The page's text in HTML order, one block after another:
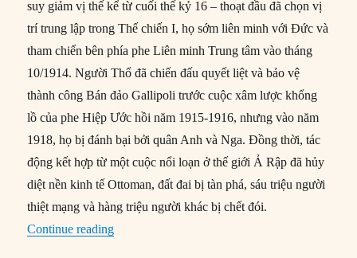
suy giảm vị thế kể từ cuối thế kỷ 16 – thoạt đầu đã chọn vị
trí trung lập trong Thế chiến I, họ sớm liên minh với Đức và
tham chiến bên phía phe Liên minh Trung tâm vào tháng
10/1914. Người Thổ đã chiến đấu quyết liệt và bảo vệ
thành công Bán đảo Gallipoli trước cuộc xâm lược khổng
lồ của phe Hiệp Ước hồi năm 1915-1916, nhưng vào năm
1918, họ bị đánh bại bởi quân Anh và Nga. Đồng thời, tác
động kết hợp từ một cuộc nổi loạn ở thế giới Ả Rập đã hủy
diệt nền kinh tế Ottoman, đất đai bị tàn phá, sáu triệu người
thiệt mạng và hàng triệu người khác bị chết đói.
Continue reading“30/10/1918: Ottoman ký hòa ước với phe